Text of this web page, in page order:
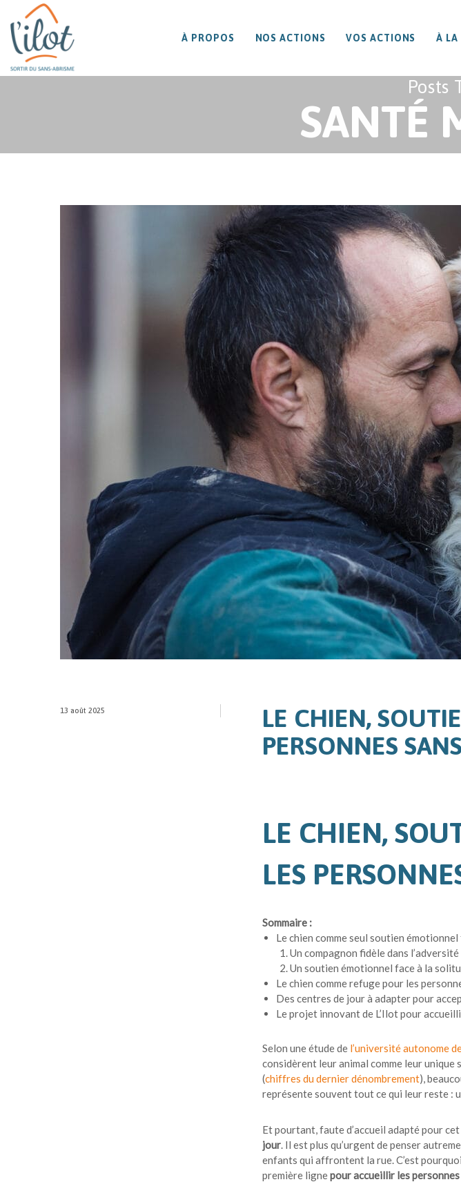
À PROPOS NOS ACTIONS VOS ACTIONS À LA
Posts
SANTÉ
13 août 2025
LE CHIEN,
PERSONNES
LE CHIEN,
LES
Sommaire :
Le chien comme seul soutien
Un compagnon fidèle dans l’adversité
Un soutien émotionnel face à la
Le chien comme refuge pour les
Des centres de jour à adapter pour
Le projet innovant de L’Ilot pour
Selon une étude de l’université autonome
considèrent leur animal comme leur
(chiffres du dernier dénombrement),
représente souvent tout ce qui leur reste :
Et pourtant, faute d’accueil adapté pour
jour. Il est plus qu’urgent de penser
enfants qui affrontent la rue. C’est pourquoi
première lignepour accueillir les